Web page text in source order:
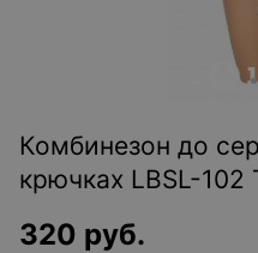
Комбинезон до
крючках LBSL-
320 руб.